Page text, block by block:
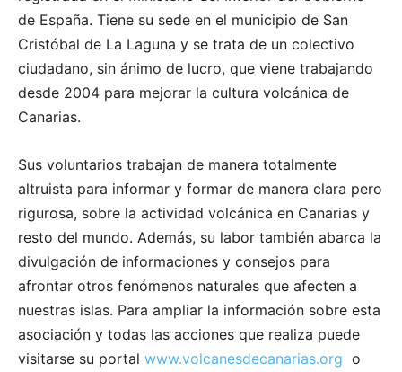
de España. Tiene su sede en el municipio de San
Cristóbal de La Laguna y se trata de un colectivo
ciudadano, sin ánimo de lucro, que viene trabajando
desde 2004 para mejorar la cultura volcánica de
Canarias.
Sus voluntarios trabajan de manera totalmente
altruista para informar y formar de manera clara pero
rigurosa, sobre la actividad volcánica en Canarias y
resto del mundo. Además, su labor también abarca la
divulgación de informaciones y consejos para
afrontar otros fenómenos naturales que afecten a
nuestras islas. Para ampliar la información sobre esta
asociación y todas las acciones que realiza puede
visitarse su portal www.volcanesdecanarias.org o